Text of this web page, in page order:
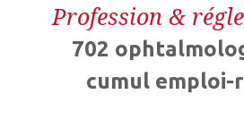
Profession &
702
cumul